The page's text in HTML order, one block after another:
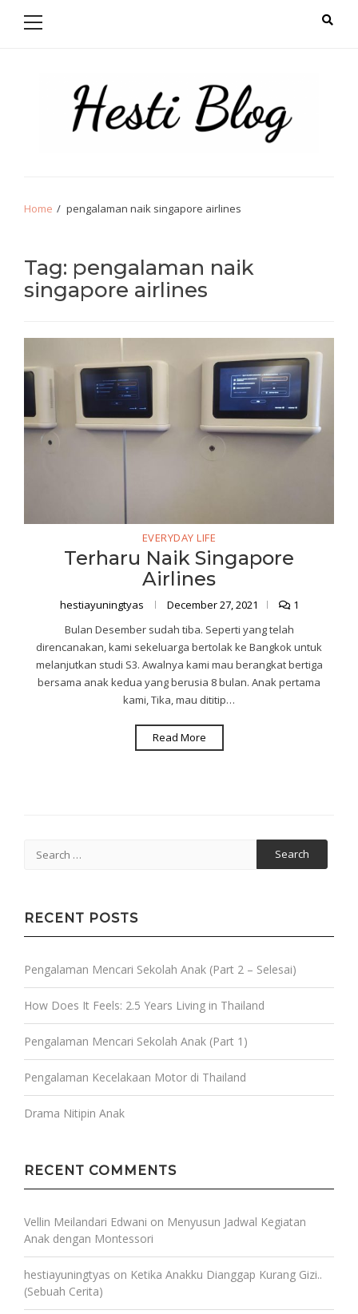
Home pengalaman naik singapore airlines
Tag: pengalaman naik
singapore airlines
EVERYDAY LIFE
Terharu Naik Singapore
Airlines
hestiayuningtyas December 27, 2021
1
Bulan Desember sudah tiba. Seperti yang telah
direncanakan, kami sekeluarga bertolak ke Bangkok untuk
melanjutkan studi S3. Awalnya kami mau berangkat bertiga
bersama anak kedua yang berusia 8 bulan. Anak pertama
kami, Tika, mau dititip…
Read More
for:
RECENT POSTS
Pengalaman Mencari Sekolah Anak (Part 2 – Selesai)
How Does It Feels: 2.5 Years Living in Thailand
Pengalaman Mencari Sekolah Anak (Part 1)
Pengalaman Kecelakaan Motor di Thailand
Drama Nitipin Anak
RECENT COMMENTS
Vellin Meilandari Edwani on Menyusun Jadwal Kegiatan
Anak dengan Montessori
hestiayuningtyas on Ketika Anakku Dianggap Kurang Gizi..
(Sebuah Cerita)